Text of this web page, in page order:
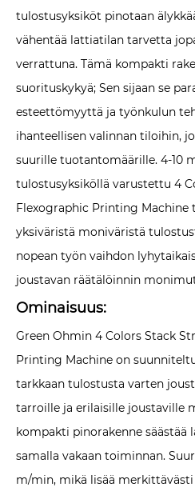
tulostusyksiköt pinotaan
vähentää lattiatilan tarvetta
verrattuna. Tämä kompakti
suorituskykyä; Sen sijaan se
esteettömyyttä ja työnkulun
ihanteellisen valinnan tiloihin,
suurille tuotantomäärille. 4-10
tulostusyksiköllä varustettu 4
Flexographic Printing Machine
yksiväristä moniväristä
nopean työn vaihdon
joustavan räätälöinnin
Ominaisuus:
Green Ohmin 4 Colors Stack
Printing Machine on
tarkkaan tulostusta varten
tarroille ja erilaisille joustaville
kompakti pinorakenne säästää
samalla vakaan toiminnan.
m/min, mikä lisää